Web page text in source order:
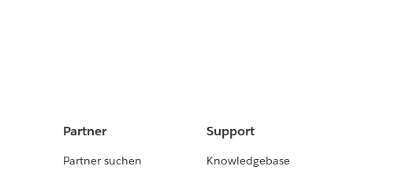
Partner
Partner suchen
Support
Knowledgebase